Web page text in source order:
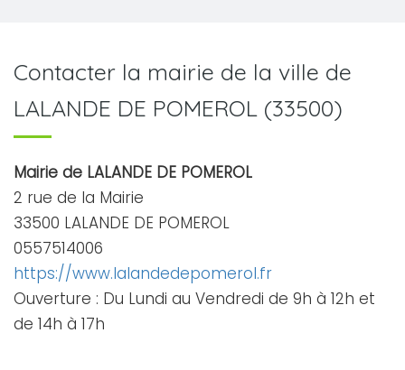
Contacter la mairie de la ville de
LALANDE DE POMEROL (33500)
Mairie de LALANDE DE POMEROL
2 rue de la Mairie
33500 LALANDE DE POMEROL
0557514006
https://www.lalandedepomerol.fr
Ouverture : Du Lundi au Vendredi de 9h à 12h et
de 14h à 17h